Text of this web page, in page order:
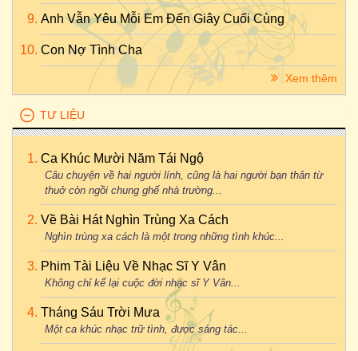
Anh Vẫn Yêu Mỗi Em Đến Giây Cuối Cùng
Con Nợ Tình Cha
Xem thêm
TƯ LIỆU
Ca Khúc Mười Năm Tái Ngộ
Câu chuyện về hai người lính, cũng là hai người bạn thân từ
thuở còn ngồi chung ghế nhà trường...
Về Bài Hát Nghìn Trùng Xa Cách
Nghìn trùng xa cách là một trong những tình khúc...
Phim Tài Liệu Về Nhạc Sĩ Y Vân
Không chỉ kể lại cuộc đời nhạc sĩ Y Vân...
Tháng Sáu Trời Mưa
Một ca khúc nhạc trữ tình, được sáng tác...